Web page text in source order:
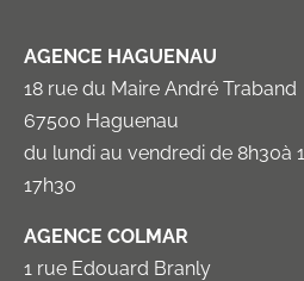
AGENCE HAGUENAU
18 rue du Maire André Traband
67500 Haguenau
du lundi au vendredi de 8h30à
17h30
AGENCE COLMAR
1 rue Edouard Branly